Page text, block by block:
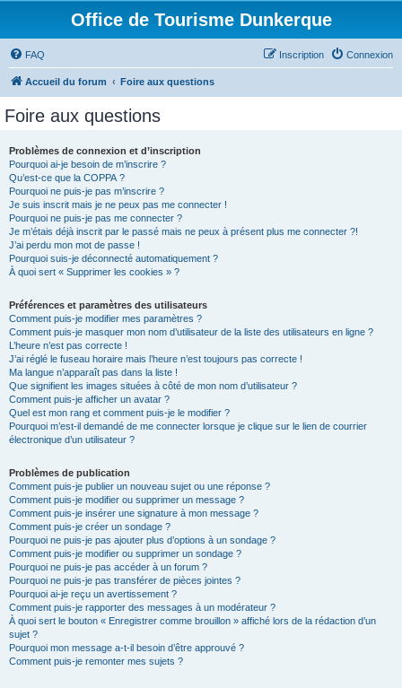
Office de Tourisme Dunkerque
FAQ Connexion
Inscription
Accueil du forum Foire aux questions
Foire aux questions
Problèmes de connexion et d’inscription
Pourquoi ai-je besoin de m’inscrire ?
Qu’est-ce que la COPPA ?
Pourquoi ne puis-je pas m’inscrire ?
Je suis inscrit mais je ne peux pas me connecter !
Pourquoi ne puis-je pas me connecter ?
Je m’étais déjà inscrit par le passé mais ne peux à présent plus me connecter ?!
J’ai perdu mon mot de passe !
Pourquoi suis-je déconnecté automatiquement ?
À quoi sert « Supprimer les cookies » ?
Préférences et paramètres des utilisateurs
Comment puis-je modifier mes paramètres ?
Comment puis-je masquer mon nom d’utilisateur de la liste des utilisateurs en ligne ?
L’heure n’est pas correcte !
J’ai réglé le fuseau horaire mais l’heure n’est toujours pas correcte !
Ma langue n’apparaît pas dans la liste !
Que signifient les images situées à côté de mon nom d’utilisateur ?
Comment puis-je afficher un avatar ?
Quel est mon rang et comment puis-je le modifier ?
Pourquoi m’est-il demandé de me connecter lorsque je clique sur le lien de courrier
électronique d’un utilisateur ?
Problèmes de publication
Comment puis-je publier un nouveau sujet ou une réponse ?
Comment puis-je modifier ou supprimer un message ?
Comment puis-je insérer une signature à mon message ?
Comment puis-je créer un sondage ?
Pourquoi ne puis-je pas ajouter plus d’options à un sondage ?
Comment puis-je modifier ou supprimer un sondage ?
Pourquoi ne puis-je pas accéder à un forum ?
Pourquoi ne puis-je pas transférer de pièces jointes ?
Pourquoi ai-je reçu un avertissement ?
Comment puis-je rapporter des messages à un modérateur ?
À quoi sert le bouton « Enregistrer comme brouillon » affiché lors de la rédaction d’un
sujet ?
Pourquoi mon message a-t-il besoin d’être approuvé ?
Comment puis-je remonter mes sujets ?